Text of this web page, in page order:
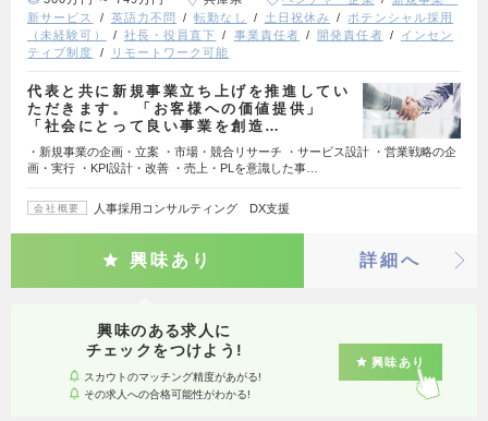
新サービス
英語力不問 転勤なし 土日祝休み
ポテンシャル採用
（未経験可）
社長・役員直下 事業責任者 開発責任者
インセン
ティブ制度
リモートワーク可能
代表と共に新規事業立ち上げを推進してい
ただきます。 「お客様への価値提供」
「社会にとって良い事業を創造…
・新規事業の企画・立案 ・市場・競合リサーチ ・サービス設計 ・営業戦略の企
画・実行 ・KPI設計・改善 ・売上・PLを意識した事…
会社概要 人事採用コンサルティング DX支援
興味あり 詳細へ
興味のある求人に
チェックをつけよう!
スカウトのマッチング精度があがる!
その求人への合格可能性がわかる!
興味あり